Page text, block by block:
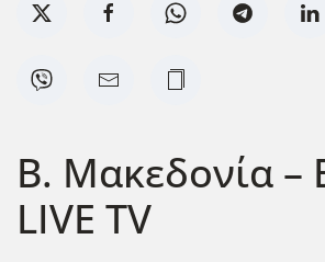
Β. Μακεδονία –
LIVE TV